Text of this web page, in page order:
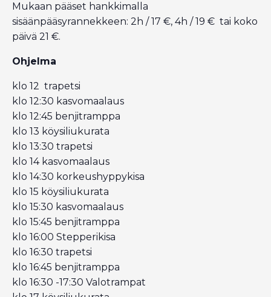
Mukaan pääset hankkimalla
sisäänpääsyrannekkeen: 2h / 17 €, 4h / 19 € tai koko
päivä 21 €.
Ohjelma
klo 12 trapetsi
klo 12:30 kasvomaalaus
klo 12:45 benjitramppa
klo 13 köysiliukurata
klo 13:30 trapetsi
klo 14 kasvomaalaus
klo 14:30 korkeushyppykisa
klo 15 köysiliukurata
klo 15:30 kasvomaalaus
klo 15:45 benjitramppa
klo 16:00 Stepperikisa
klo 16:30 trapetsi
klo 16:45 benjitramppa
klo 16:30 -17:30 Valotrampat